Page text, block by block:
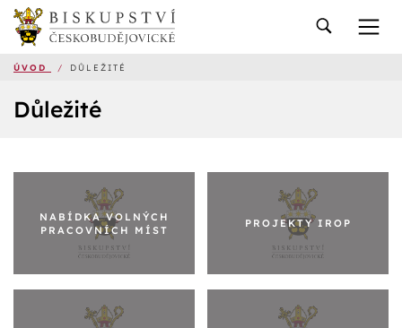
ÚVOD / DŮLEŽITÉ
Důležité
NABÍDKA VOLNÝCH
PRACOVNÍCH MÍST
PROJEKTY IROP